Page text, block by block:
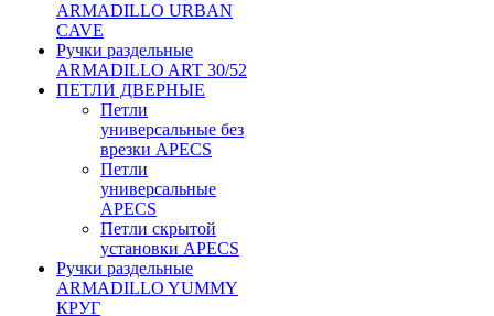
ARMADILLO URBAN
CAVE
Ручки раздельные
ARMADILLO ART 30/52
ПЕТЛИ ДВЕРНЫЕ
Петли
универсальные без
врезки APECS
Петли
универсальные
APECS
Петли скрытой
установки APECS
Ручки раздельные
ARMADILLO YUMMY
КРУГ